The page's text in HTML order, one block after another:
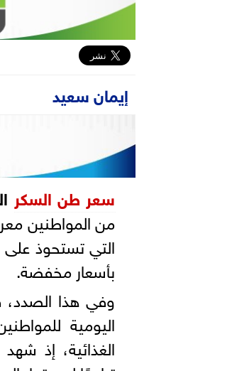
إيمان سعيد
سعر طن السكر
من المواطنين
التي تستحوذ
بأسعار مخفضة.
وفي هذا الصدد،
اليومية